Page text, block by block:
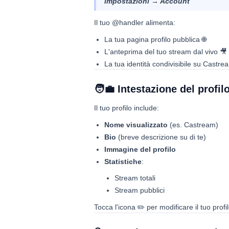
Il tuo @handler alimenta:
La tua pagina profilo pubblica 🌐
L'anteprima del tuo stream dal vivo 🎥
La tua identità condivisibile su
🧑‍💼 Intestazione del
Il tuo profilo include:
Nome visualizzato (es. Castream)
Bio (breve descrizione su di te)
Immagine del profilo
Statistiche:
Stream totali
Stream pubblici
Tocca l'icona ✏️ per modificare il tuo